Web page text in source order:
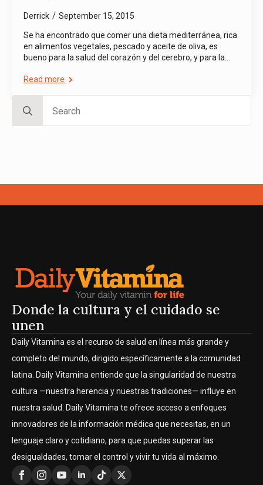
Derrick September 15, 2015
Se ha encontrado que comer una dieta mediterránea, rica
en alimentos vegetales, pescado y aceite de oliva, es
bueno para la salud del corazón y del cerebro, y para la…
Read more
for:
Donde la cultura y el cuidado se
unen
Daily Vitamina es el recurso de salud en línea más grande y
completo del mundo, dirigido específicamente a la comunidad
latina. Daily Vitamina entiende que la singularidad de nuestra
cultura —nuestra herencia y nuestras tradiciones— influye en
nuestra salud. Daily Vitamina te ofrece acceso a enfoques
innovadores de la información médica que necesitas, en un
lenguaje claro y cotidiano, para que puedas superar las
desigualdades, tomar el control y vivir tu vida al máximo.